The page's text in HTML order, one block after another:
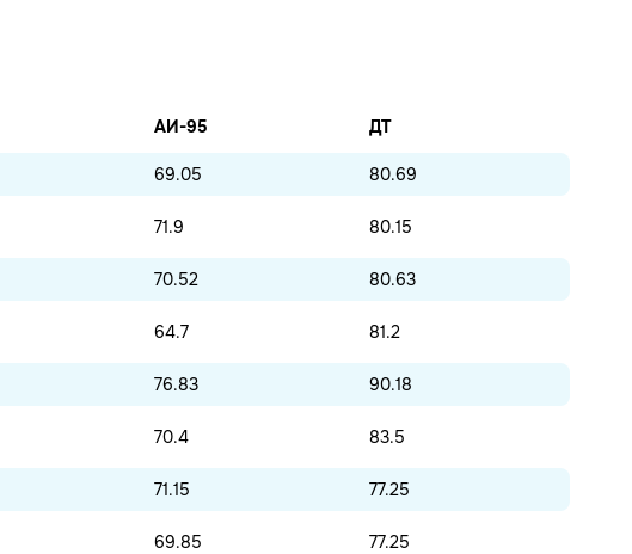
АИ-95 ДТ
69.05 80.69
71.9 80.15
70.52 80.63
64.7 81.2
76.83 90.18
70.4 83.5
71.15 77.25
69.85 77.25